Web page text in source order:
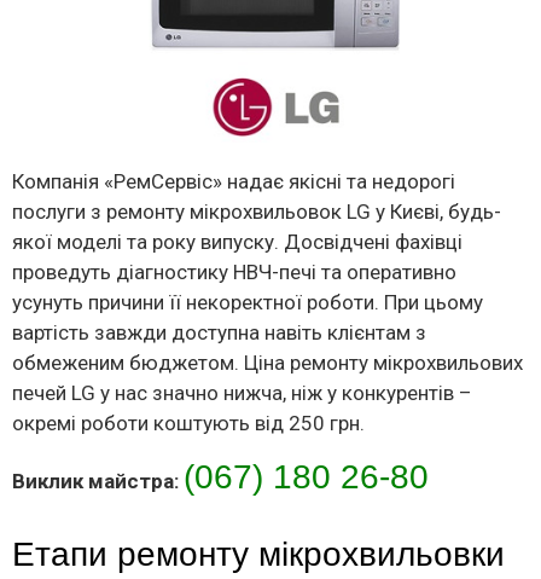
Компанія «РемСервіс» надає якісні та недорогі
послуги з ремонту мікрохвильовок LG у Києві, будь-
якої моделі та року випуску. Досвідчені фахівці
проведуть діагностику НВЧ-печі та оперативно
усунуть причини її некоректної роботи. При цьому
вартість завжди доступна навіть клієнтам з
обмеженим бюджетом. Ціна ремонту мікрохвильових
печей LG у нас значно нижча, ніж у конкурентів –
окремі роботи коштують від 250 грн.
Виклик майстра: (067) 180 26-80
Етапи ремонту мікрохвильовки